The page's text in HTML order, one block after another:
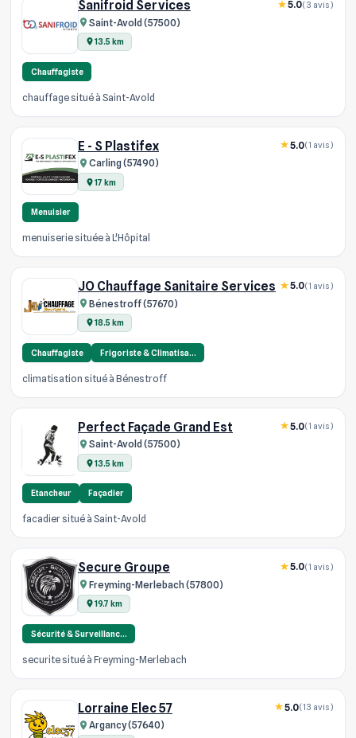
Sanifroid Services
Saint-Avold (57500)
13.5 km
5.0(3 avis)
Chauffagiste
chauffage situé à Saint-Avold
E - S Plastifex
Carling (57490)
17 km
5.0(1 avis)
Menuisier
menuiserie située à L'Hôpital
JO Chauffage Sanitaire Services
Bénestroff (57670)
18.5 km
5.0(1 avis)
Chauffagiste Frigoriste & Climatisa…
climatisation situé à Bénestroff
Perfect Façade Grand Est
Saint-Avold (57500)
13.5 km
5.0(1 avis)
Etancheur Façadier
facadier situé à Saint-Avold
Secure Groupe
Freyming-Merlebach (57800)
19.7 km
5.0(1 avis)
Sécurité & Surveillanc…
securite situé à Freyming-Merlebach
Lorraine Elec 57
Argancy (57640)
5.0(13 avis)